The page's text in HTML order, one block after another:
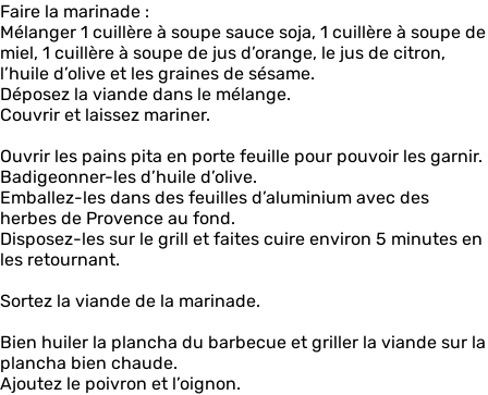
Faire la marinade :
Mélanger 1 cuillère à soupe sauce soja, 1 cuillère à soupe de
miel, 1 cuillère à soupe de jus d’orange, le jus de citron,
l’huile d’olive et les graines de sésame.
Déposez la viande dans le mélange.
Couvrir et laissez mariner.
Ouvrir les pains pita en porte feuille pour pouvoir les garnir.
Badigeonner-les d’huile d’olive.
Emballez-les dans des feuilles d’aluminium avec des
herbes de Provence au fond.
Disposez-les sur le grill et faites cuire environ 5 minutes en
les retournant.
Sortez la viande de la marinade.
Bien huiler la plancha du barbecue et griller la viande sur la
plancha bien chaude.
Ajoutez le poivron et l’oignon.